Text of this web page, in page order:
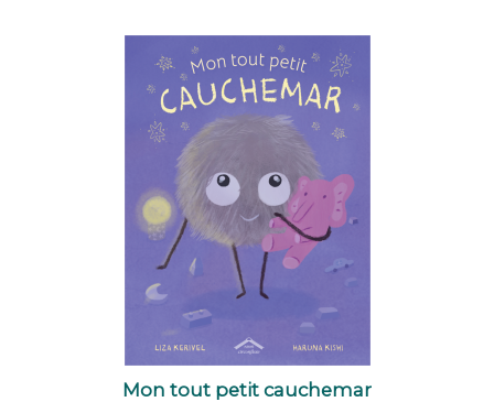
Mon tout petit cauchemar